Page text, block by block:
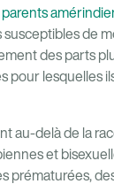
parents
de
des parts
pour lesquelles
au-delà de la
et
prématurées,